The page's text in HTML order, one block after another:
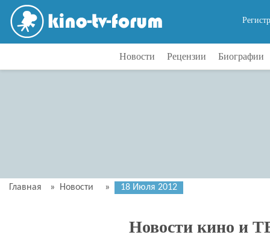
Новости Рецензии Биографии
Главная » Новости » 18 Июля 2012
Новости кино и